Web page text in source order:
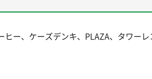
ー、ケーズデンキ、PLAZA、タワー